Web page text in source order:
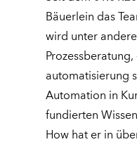
Bäuerlein das
wird unter
automatisierung
Automation in
fundierten
How hat er in